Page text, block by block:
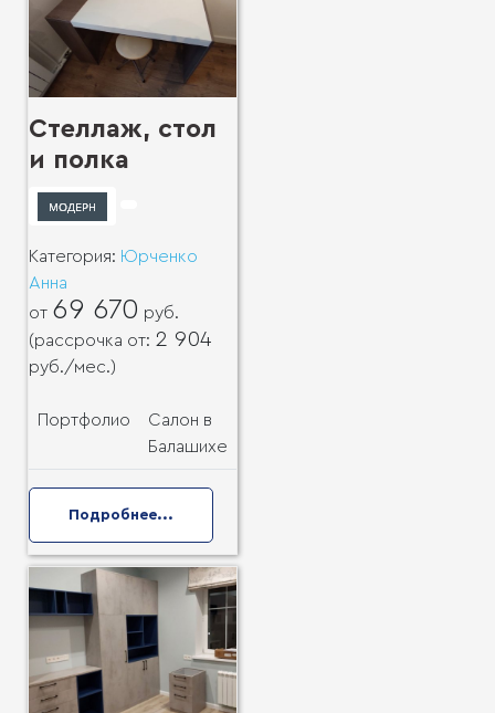
Стеллаж, стол
и полка
Категория: Юрченко
Анна
от 69 670 руб.
(рассрочка от: 2 904
руб./мес.)
Портфолио
Салон в
Балашихе
Подробнее...